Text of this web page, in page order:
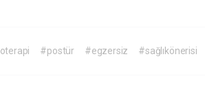
#postür #egzersiz #sağlıkönerisi